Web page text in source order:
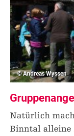
© Andreas Wyssen
Natürlich
Binntal alleine